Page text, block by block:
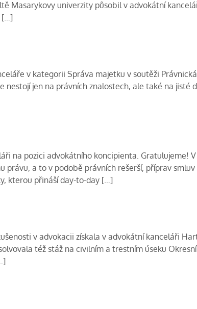
Masarykovy univerzity působil v advokátní
[…]
v kategorii Správa majetku v soutěži
jen na právních znalostech, ale také na jisté
na pozici advokátního koncipienta. Gratulujeme!
a to v podobě právních rešerší, příprav
kterou přináší day-to-day […]
v advokacii získala v advokátní kanceláři
též stáž na civilním a trestním úseku